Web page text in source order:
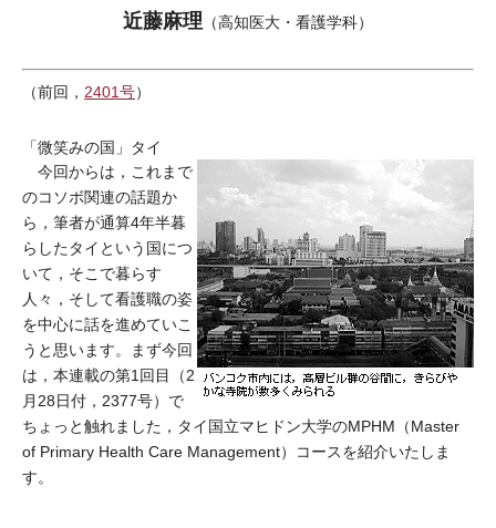
近藤麻理 （高知医大・看護学科）
（前回， 2401号）
「微笑みの国」タイ
今回からは，これまで
のコソボ関連の話題か
ら，筆者が通算4年半暮
らしたタイという国につ
いて，そこで暮らす
人々，そして看護職の姿
を中心に話を進めていこ
うと思います。まず今回
は，本連載の第1回目（2
月28日付，2377号）で
ちょっと触れました，タイ国立マヒドン大学のMPHM（Master
of Primary Health Care Management）コースを紹介いたしま
す。